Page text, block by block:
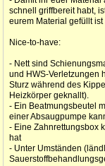
schnell griffbereit habt,
eurem Material gefüllt
Nice-to-have:
- Nett sind
und HWS-Verletzungen
Sturz während des
Heizkörper geknallt).
- Ein Beatmungsbeutel
einer Absaugpumpe
- Eine Zahnrettungsbox
hat
- Unter Umständen